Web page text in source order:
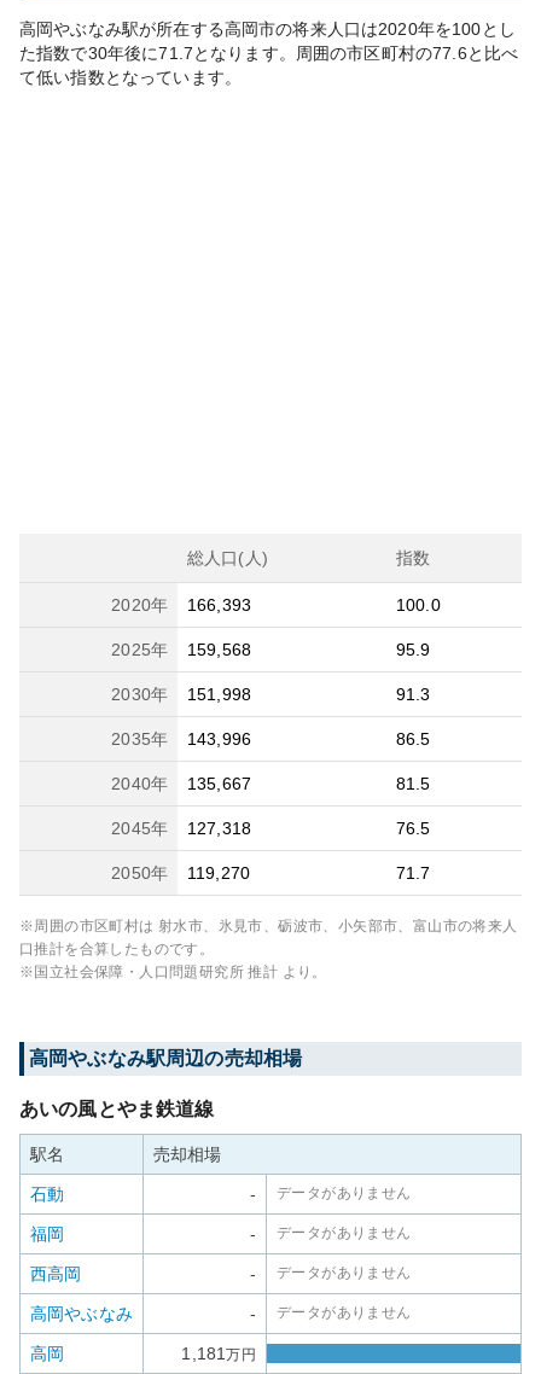
高岡やぶなみ駅が所在する高岡市の将来人口は2020年を100とし
た指数で30年後に71.7となります。 周囲の市区町村の77.6と比べ
て低い指数となっています。
総人口(人) 指数
2020年 166,393 100.0
2025年 159,568 95.9
2030年 151,998 91.3
2035年 143,996 86.5
2040年 135,667 81.5
2045年 127,318 76.5
2050年 119,270 71.7
※周囲の市区町村は 射水市、氷見市、砺波市、小矢部市、富山市の将来人
口推計を合算したものです。
※国立社会保障・人口問題研究所 推計 より。
高岡やぶなみ駅周辺の売却相場
あいの風とやま鉄道線
駅名 売却相場
石動 - データがありません
福岡 - データがありません
西高岡 - データがありません
高岡やぶなみ - データがありません
高岡 1,181万円